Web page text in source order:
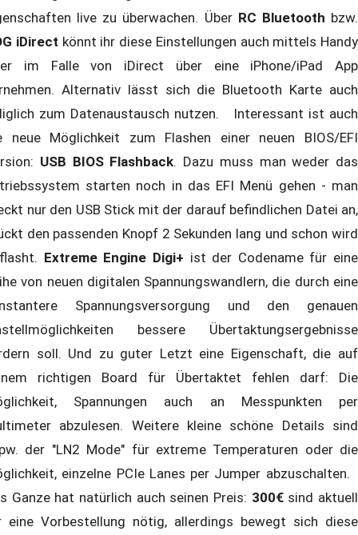
live zu überwachen. ÜberRC Bluetooth bzw.
iDirect könnt ihr diese Einstellungen auch mittels Handy
im Falle von iDirect über eine iPhone/iPad App
Alternativ lässt sich die Bluetooth Karte auch
zum Datenaustausch nutzen. Interessant ist auch
neue Möglichkeit zum Flashen einer neuen BIOS/EFI
USB BIOS Flashback. Dazu muss man weder das
starten noch in das EFI Menü gehen - man
nur den USB Stick mit der darauf befindlichen Datei an,
den passenden Knopf 2 Sekunden lang und schon wird
Extreme Engine Digi+ ist der Codename für eine
von neuen digitalen Spannungswandlern, die durch eine
Spannungsversorgung und den genauen
bessere Übertaktungsergebnisse
soll. Und zu guter Letzt eine Eigenschaft, die auf
richtigen Board für Übertaktet fehlen darf: Die
Spannungen auch an Messpunkten per
abzulesen. Weitere kleine schöne Details sind
der "LN2 Mode" für extreme Temperaturen oder die
einzelne PCIe Lanes per Jumper abzuschalten.
Ganze hat natürlich auch seinen Preis: 300€sind aktuell
eine Vorbestellung nötig, allerdings bewegt sich diese